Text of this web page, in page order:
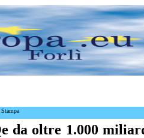
da oltre 1.000